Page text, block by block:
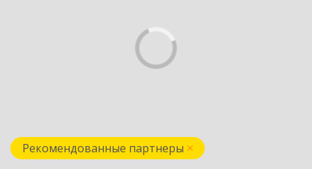
Рекомендованные партнеры